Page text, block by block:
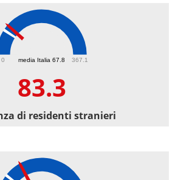
media Italia 67.8
0 367.1
83.3
di residenti stranieri